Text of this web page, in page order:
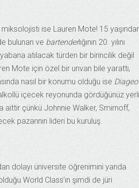
miksolojisti ise Lauren Mote! 15
bulunan ve bartenderlığının 20. yılını
atılacak türden bir birincilik değil
Mote için özel bir unvan bile yarattı,
nasıl bir konumu olduğu ise Diageo
içecek reyonunda gördüğünüz yerli
aittir çünkü Johnnie Walker, Smirnoff,
pazarının lideri bu kuruluş.
dolayı üniversite öğrenimini yarıda
World Class’ın şimdi de jüri